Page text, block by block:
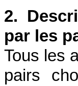
2.
par les
Tous les
pairs